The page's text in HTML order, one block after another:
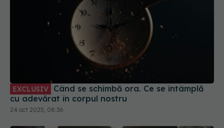
EXCLUSIV
cu adevărat în corpul nostru
24 oct 2025, 08:36